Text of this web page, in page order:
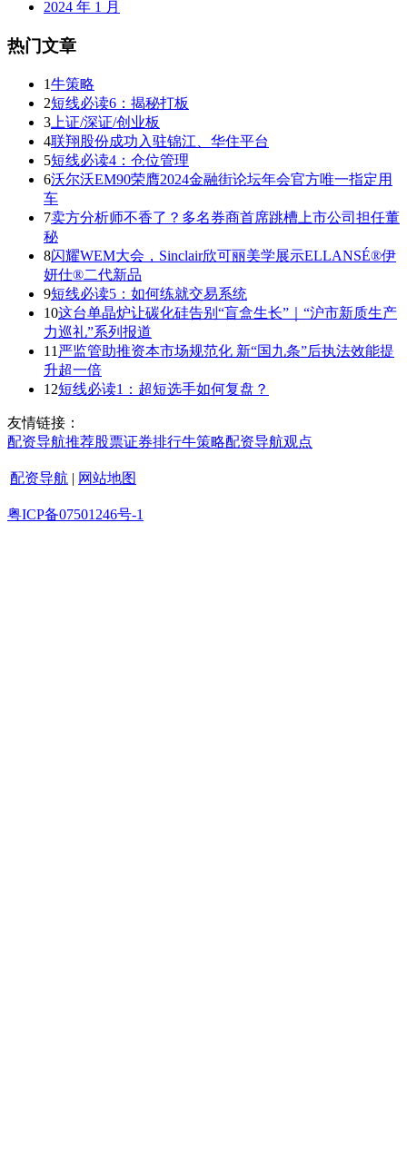
2024 年 1 月
热门文章
1牛策略
2短线必读6：揭秘打板
3 上证/深证/创业板
4联翔股份成功入驻锦江、华住平台
5短线必读4：仓位管理
6沃尔沃EM90荣膺2024金融街论坛年会官方唯一指定用
车
7卖方分析师不香了？多名券商首席跳槽上市公司担任董
秘
8闪耀WEM大会，Sinclair欣可丽美学展示ELLANSÉ®伊
妍仕®二代新品
9短线必读5：如何练就交易系统
10这台单晶炉让碳化硅告别“盲盒生长”｜“沪市新质生产
力巡礼”系列报道
11 严监管助推资本市场规范化 新“国九条”后执法效能提
升超一倍
12短线必读1：超短选手如何复盘？
友情链接：
配资导航推荐股票证券排行牛策略配资导航观点
配资导航 | 网站地图
粤ICP备07501246号-1